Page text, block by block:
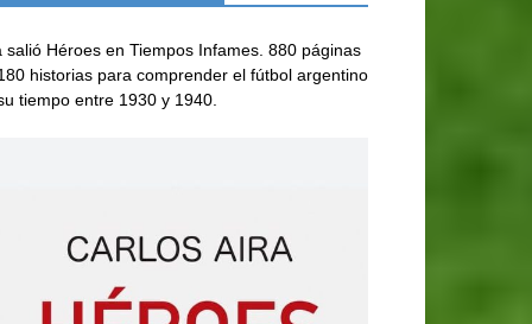
salió Héroes en Tiempos Infames. 880 páginas
historias para comprender el fútbol argentino
tiempo entre 1930 y 1940.